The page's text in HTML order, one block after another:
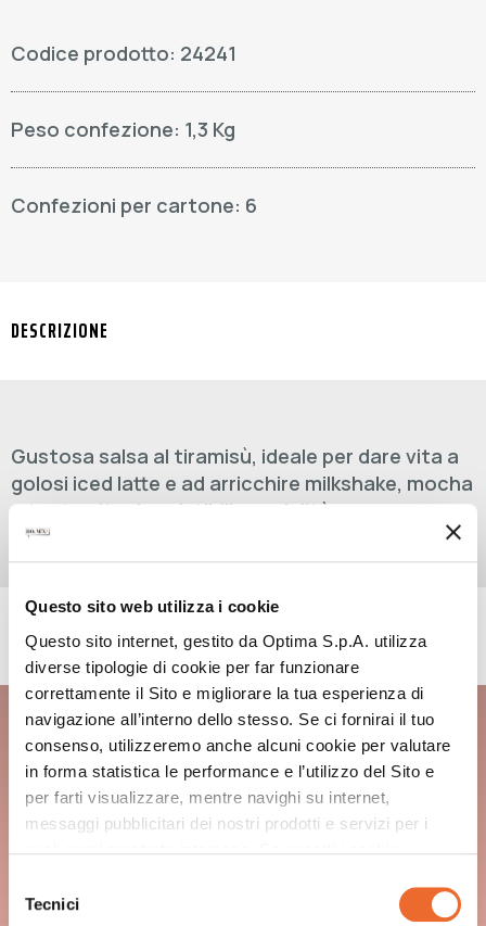
Questo sito web utilizza i cookie
Questo sito internet, gestito da Optima S.p.A. utilizza
diverse tipologie di cookie per far funzionare
correttamente il Sito e migliorare la tua esperienza di
navigazione all’interno dello stesso. Se ci fornirai il tuo
consenso, utilizzeremo anche alcuni cookie per valutare
in forma statistica le performance e l’utilizzo del Sito e
per farti visualizzare, mentre navighi su internet,
messaggi pubblicitari dei nostri prodotti e servizi per i
delTecnici
Codice prodotto: 24241
Peso confezione: 1,3 Kg
Confezioni per cartone: 6
DESCRIZIONE
Gustosa salsa al tiramisù, ideale per dare vita a
golosi iced latte e ad arricchire milkshake, mocha
e tante altre irresistibili specialità.
RICETTE CON QUESTO PRODOTTO
TIRAMISÙ SPANISH LATTE